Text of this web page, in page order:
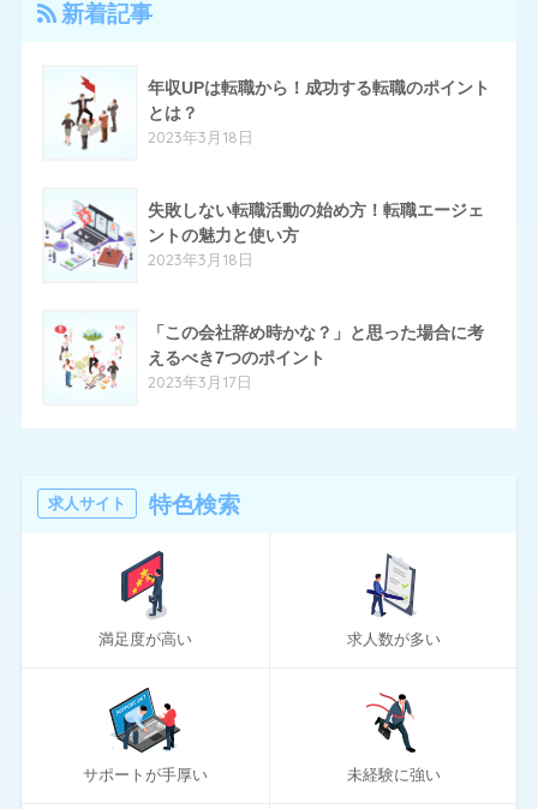
エン転職
とらばーゆ
はたらいく 14
ハタラクティブ
ほいく畑
マスメディアン
リアルミーキャリア
リクナビNEXT
リクルートエージェント
リクルートダイレクトスカウト
ロバート・ウォルターズ
ワークポート
新着記事
年収UPは転職から！成功する転職のポイント
とは？
2023年3月18日
失敗しない転職活動の始め方！転職エージェ
ントの魅力と使い方
2023年3月18日
「この会社辞め時かな？」と思った場合に考
えるべき7つのポイント
2023年3月17日
求人サイト 特色検索
満足度が高い 求人数が多い
サポートが手厚い 未経験に強い